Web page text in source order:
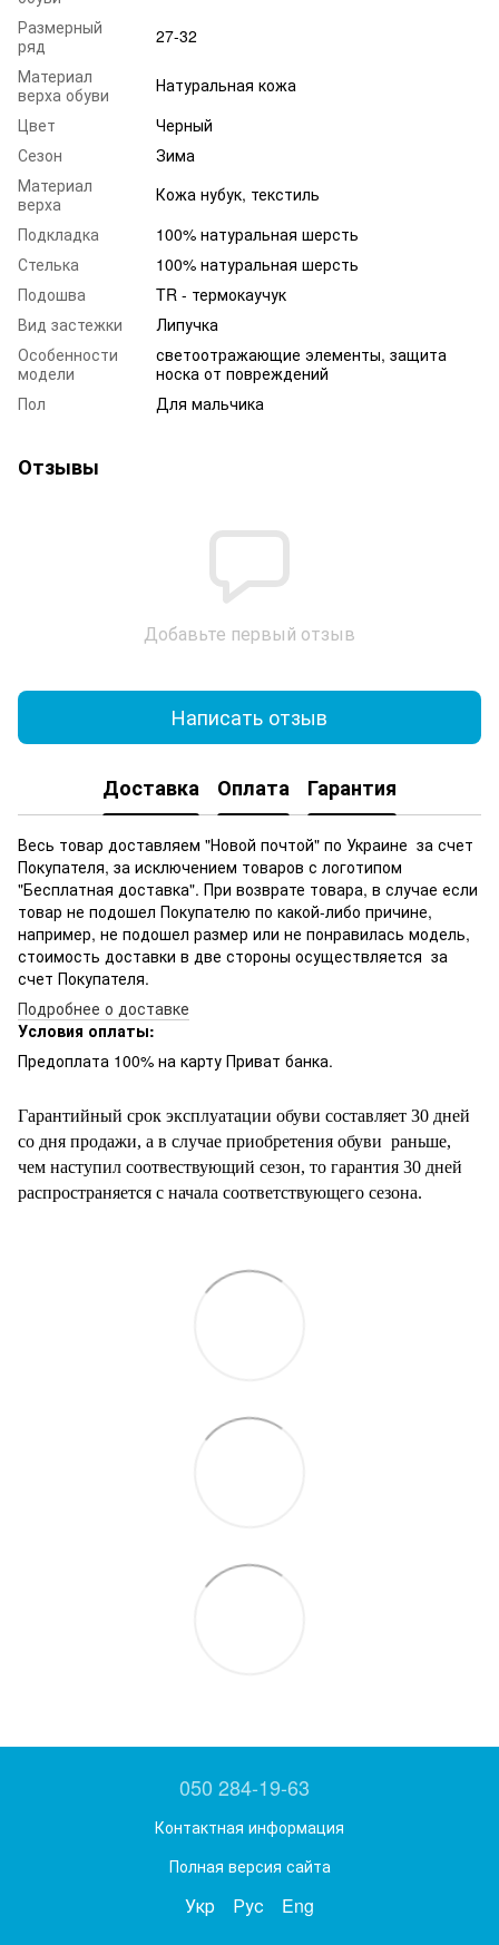
Размерный
ряд
27-32
Материал
верха обуви
Натуральная кожа
Цвет
Черный
Сезон
Зима
Материал
верха
Кожа нубук, текстиль
Подкладка
100% натуральная шерсть
Стелька
100% натуральная шерсть
Подошва
TR - термокаучук
Вид застежки
Липучка
Особенности
модели
светоотражающие элементы, защита
носка от повреждений
Пол
Для мальчика
Отзывы
Добавьте первый отзыв
Написать отзыв
Доставка Оплата Гарантия
Весь товар доставляем "Новой почтой" по Украине за счет
Покупателя, за исключением товаров с логотипом
"Бесплатная доставка". При возврате товара, в случае если
товар не подошел Покупателю по какой-либо причине,
например, не подошел размер или не понравилась модель,
стоимость доставки в две стороны осуществляется за
счет Покупателя.
Подробнее о доставке
Условия оплаты:
Предоплата 100% на карту Приват банка.
Гарантийный срок эксплуатации обуви составляет 30 дней
со дня продажи, а в случае приобретения обуви раньше,
чем наступил соотвествующий сезон, то гарантия 30 дней
распространяется с начала соответствующего сезона.
050 284-19-63
Контактная информация
Полная версия сайта
Укр Рус Eng